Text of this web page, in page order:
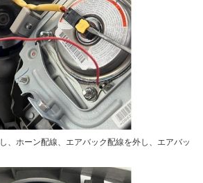
、ホーン配線、エアバック配線を外し、エアバッ